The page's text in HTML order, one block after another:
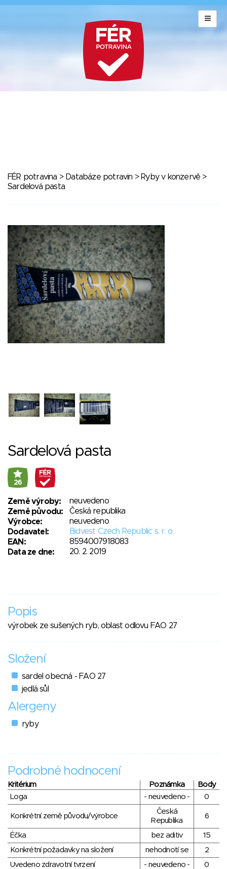
FÉR potravina > Databáze potravin > Ryby v konzervě >
Sardelová pasta
Sardelová pasta
26
Země výroby:
neuvedeno
Země původu:
Česká republika
Výrobce:
neuvedeno
Dodavatel:
Bidvest Czech Republic s. r. o.
EAN:
8594007918083
Data ze dne:
20. 2. 2019
Popis
výrobek ze sušených ryb, oblast odlovu FAO 27
Složení
sardel obecná - FAO 27
jedlá sůl
Alergeny
ryby
Podrobné hodnocení
Kritérium Poznámka
Body
Loga
- neuvedeno - 0
Konkrétní země původu/výrobce
Česká
Republika
6
Éčka bez aditiv
15
Konkrétní požadavky na složení
nehodnotí se
2
Uvedeno zdravotní tvrzení
- neuvedeno -
0